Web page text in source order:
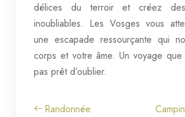
délices du terroir et créez des
inoubliables. Les Vosges vous
une escapade ressourçante qui
corps et votre âme. Un voyage que
pas prêt d’oublier.
Randonnée